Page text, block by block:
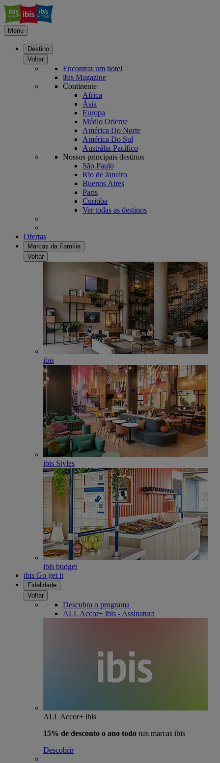
Menu
Destino
Voltar
Encontrar um hotel
ibis Magazine
Continente
Africa
Ásia
Europa
Médio Oriente
América Do Norte
América Do Sul
Austrália-Pacífico
Nossos principais destinos
São Paulo
Rio de Janeiro
Buenos Aires
Paris
Curitiba
Ver todas as destinos
Ofertas
Marcas da Família
Voltar
ibis
ibis Styles
ibis budget
ibis Go get it
Fidelidade
Voltar
Descubra o programa
ALL Accor+ ibis - Assinatura
ALL Accor+ ibis
15% de desconto o ano todo nas marcas ibis
Descobrir